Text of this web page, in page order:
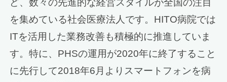
ど、数々の先進的な経営スタイルが全国の注目
を集めている社会医療法人です。HITO病院では
ITを活用した業務改善も積極的に推進していま
す。特に、PHSの運用が2020年に終了すること
に先行して2018年6月よりスマートフォンを病